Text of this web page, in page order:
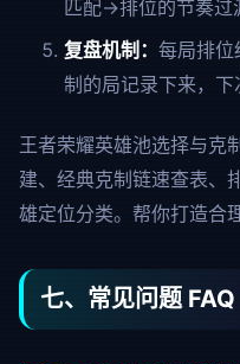
匹配→排位的节奏过
复盘机制： 每局排位
制的局记录下来，下
王者荣耀英雄池选择与克
建、经典克制链速查表、
雄定位分类。帮你打造合
七、常见问题 FAQ